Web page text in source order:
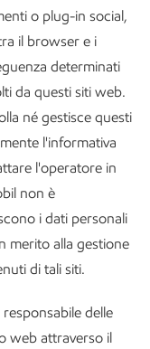
o plug-in social,
il browser e i
determinati
da questi siti web.
né gestisce questi
l'informativa
l'operatore in
non è
i dati personali
merito alla gestione
di tali siti.
delle
web attraverso il